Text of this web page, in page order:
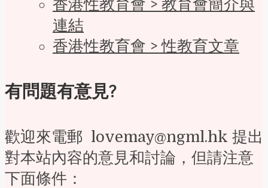
香港性教育會 > 教育會簡介與
連結
香港性教育會 > 性教育文章
有問題有意見?
歡迎來電郵 lovemay@ngml.hk 提出
對本站內容的意見和討論，但請注意
下面條件：